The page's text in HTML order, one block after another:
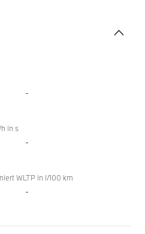
-
in s
-
WLTP in l/100 km
-